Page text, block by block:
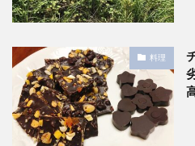
料理